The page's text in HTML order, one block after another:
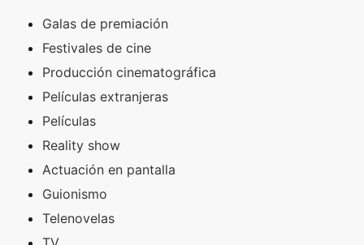
Galas de premiación
Festivales de cine
Producción cinematográfica
Películas extranjeras
Películas
Reality show
Actuación en pantalla
Guionismo
Telenovelas